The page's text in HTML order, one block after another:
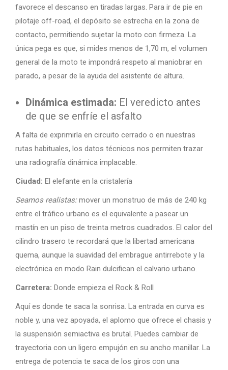
favorece el descanso en tiradas largas. Para ir de pie en
pilotaje off-road, el depósito se estrecha en la zona de
contacto, permitiendo sujetar la moto con firmeza. La
única pega es que, si mides menos de 1,70 m, el volumen
general de la moto te impondrá respeto al maniobrar en
parado, a pesar de la ayuda del asistente de altura.
Dinámica estimada: El veredicto antes
de que se enfríe el asfalto
A falta de exprimirla en circuito cerrado o en nuestras
rutas habituales, los datos técnicos nos permiten trazar
una radiografía dinámica implacable.
Ciudad: El elefante en la cristalería
Seamos realistas:mover un monstruo de más de 240 kg
entre el tráfico urbano es el equivalente a pasear un
mastín en un piso de treinta metros cuadrados. El calor del
cilindro trasero te recordará que la libertad americana
quema, aunque la suavidad del embrague antirrebote y la
electrónica en modo Rain dulcifican el calvario urbano.
Carretera: Donde empieza el Rock & Roll
Aquí es donde te saca la sonrisa. La entrada en curva es
noble y, una vez apoyada, el aplomo que ofrece el chasis y
la suspensión semiactiva es brutal. Puedes cambiar de
trayectoria con un ligero empujón en su ancho manillar. La
entrega de potencia te saca de los giros con una